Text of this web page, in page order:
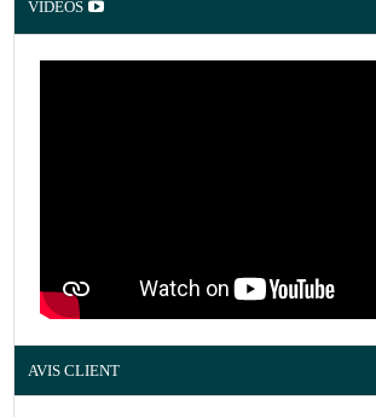
VIDÉOS
AVIS CLIENT